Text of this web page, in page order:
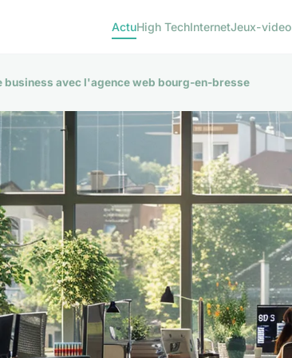
ActuHigh TechInternetJeux-video
business avec l'agence web bourg-en-bresse